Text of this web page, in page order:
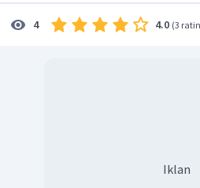
4 4.0 (3
Iklan